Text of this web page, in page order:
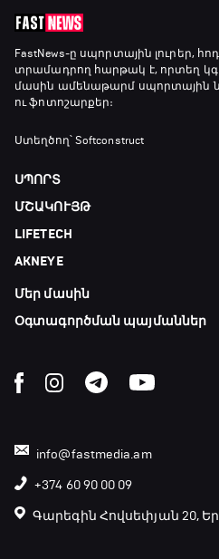
FastNews-ը սպորտային լուրեր,
տրամադրող հարթակ է, որտեղ
մասին ամենաթարմ սպորտային
ու ֆոտոշարքեր։
Ստեղծող՝ Softconstruct
ՍՊՈՐՏ
ՄՇԱԿՈՒՅԹ
LIFETECH
AKNEYE
Մեր մասին
Օգտագործման պայմաններ
info@fastmedia.am
+374 60 90 00 09
Գարեգին Հովսեփյան 20,